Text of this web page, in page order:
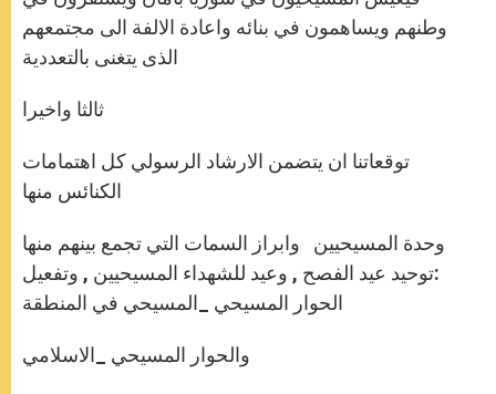
وطنهم ويساهمون في بنائه واعادة الالفة الى مجتمعهم
الذى يتغنى بالتعددية
ثالثا واخيرا
توقعاتنا ان يتضمن الارشاد الرسولي كل اهتمامات
الكنائس منها
وحدة المسيحيين وابراز السمات التي تجمع بينهم منها
:توحيد عيد الفصح , وعيد للشهداء المسيحيين , وتفعيل
الحوار المسيحي _المسيحي في المنطقة
والحوار المسيحي _الاسلامي